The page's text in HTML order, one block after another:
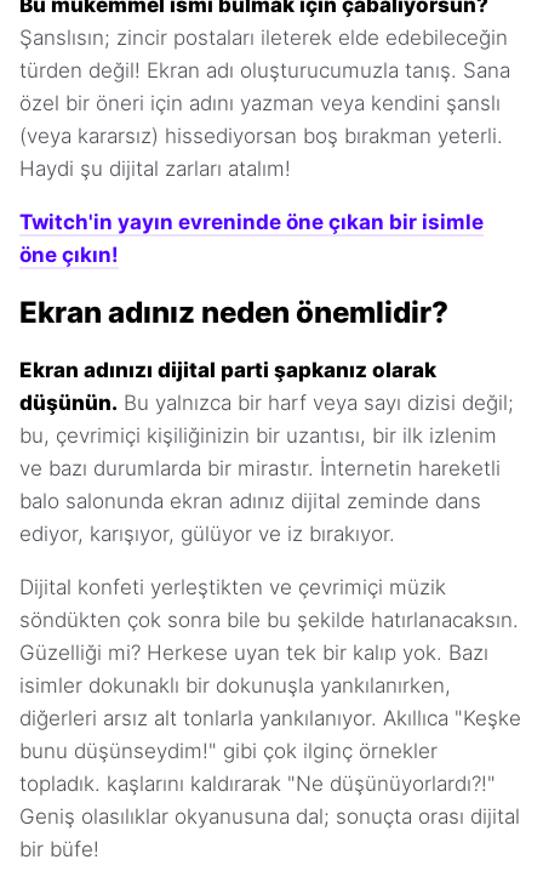
Bu mükemmel ismi bulmak için çabalıyorsun?
Şanslısın; zincir postaları ileterek elde edebileceğin
türden değil! Ekran adı oluşturucumuzla tanış. Sana
özel bir öneri için adını yazman veya kendini şanslı
(veya kararsız) hissediyorsan boş bırakman yeterli.
Haydi şu dijital zarları atalım!
Twitch'in yayın evreninde öne çıkan bir isimle
öne çıkın!
Ekran adınız neden önemlidir?
Ekran adınızı dijital parti şapkanız olarak
düşünün. Bu yalnızca bir harf veya sayı dizisi değil;
bu, çevrimiçi kişiliğinizin bir uzantısı, bir ilk izlenim
ve bazı durumlarda bir mirastır. İnternetin hareketli
balo salonunda ekran adınız dijital zeminde dans
ediyor, karışıyor, gülüyor ve iz bırakıyor.
Dijital konfeti yerleştikten ve çevrimiçi müzik
söndükten çok sonra bile bu şekilde hatırlanacaksın.
Güzelliği mi? Herkese uyan tek bir kalıp yok. Bazı
isimler dokunaklı bir dokunuşla yankılanırken,
diğerleri arsız alt tonlarla yankılanıyor. Akıllıca "Keşke
bunu düşünseydim!" gibi çok ilginç örnekler
topladık. kaşlarını kaldırarak "Ne düşünüyorlardı?!"
Geniş olasılıklar okyanusuna dal; sonuçta orası dijital
bir büfe!